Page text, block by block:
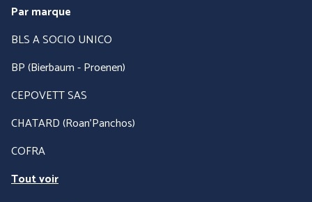
Par marque
BLS A SOCIO UNICO
BP (Bierbaum - Proenen)
CEPOVETT SAS
CHATARD (Roan'Panchos)
COFRA
Tout voir